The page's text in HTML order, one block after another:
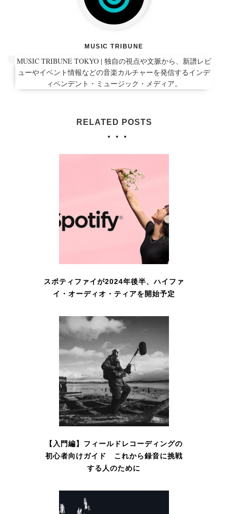
MUSIC TRIBUNE
MUSIC TRIBUNE TOKYO | 独自の視点や文脈から、新譜レビ
ューやイベント情報などの音楽カルチャーを発信するインデ
ィペンデント・ミュージック・メディア。
RELATED POSTS
スポティファイが2024年後半、ハイファ
イ・オーディオ・ティアを開始予定
【入門編】フィールドレコーディングの
初心者向けガイド これから録音に挑戦
する人のために